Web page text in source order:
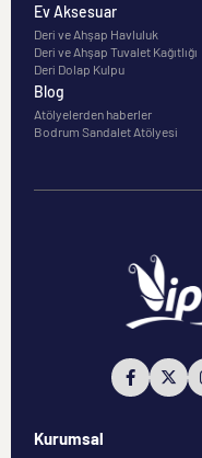
Ev Aksesuar
Deri ve Ahşap Havluluk
Deri ve Ahşap Tuvalet Kağıtlığı
Deri Dolap Kulpu
Blog
Atölyelerden haberler
Bodrum Sandalet Atölyesi
Kurumsal